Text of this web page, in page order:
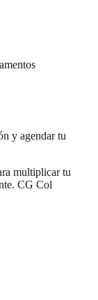
y agendar tu
multiplicar tu
CG Col